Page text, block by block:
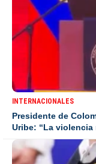
INTERNACIONALES
Presidente de
Uribe: “La